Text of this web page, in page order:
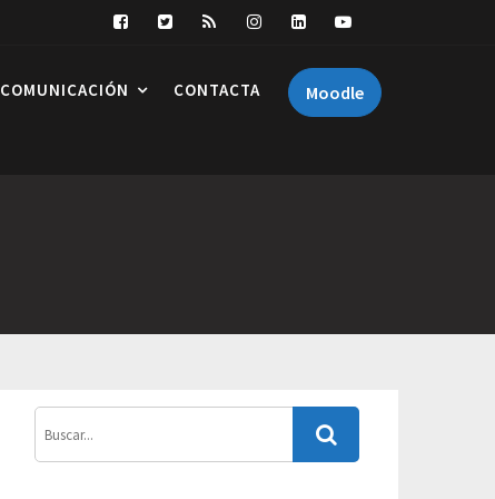
Moodle
COMUNICACIÓN CONTACTA